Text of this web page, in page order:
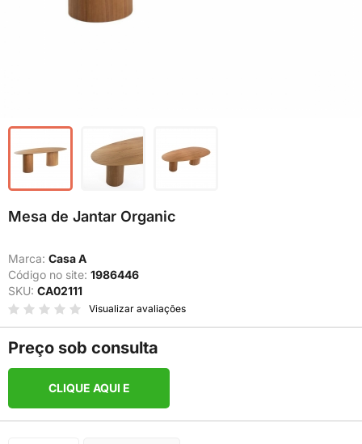
Mesa de Jantar Organic
Marca: Casa A
Código no site: 1986446
SKU: CA02111
Visualizar avaliações
Preço sob consulta
CLIQUE AQUI E